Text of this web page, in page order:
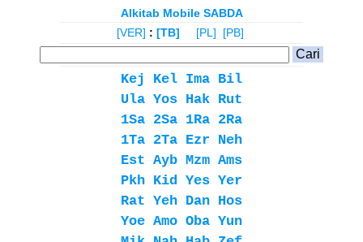
Alkitab Mobile SABDA
[VER] : [TB] [PL] [PB]
Kej Kel Ima Bil
Ula Yos Hak Rut
1Sa 2Sa 1Ra 2Ra
1Ta 2Ta Ezr
Neh
Est Ayb Mzm Ams
Pkh Kid Yes Yer
Rat Yeh Dan Hos
Yoe Amo Oba Yun